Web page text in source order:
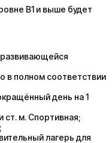
B1 и выше будет
развивающейся
в полном соответствии
день на 1
ст. м. Спортивная;
лагерь для